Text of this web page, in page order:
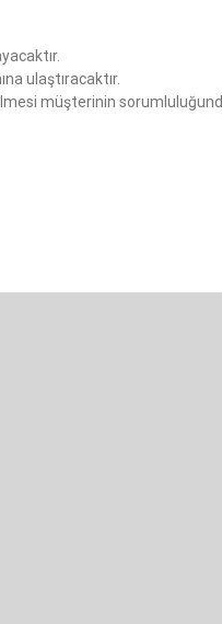
ulaştıracaktır.
müşterinin